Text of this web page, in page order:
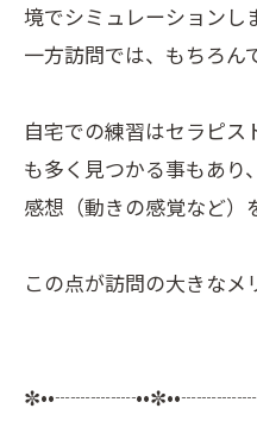
境でシミュレーションし
一方訪問では、もちろん
自宅での練習はセラピス
も多く見つかる事もあり
感想（動きの感覚など）
この点が訪問の大きなメ